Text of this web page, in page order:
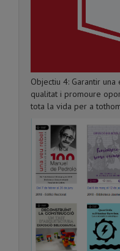
Objectiu 4: Garantir
qualitat i promoure
tota la vida per a